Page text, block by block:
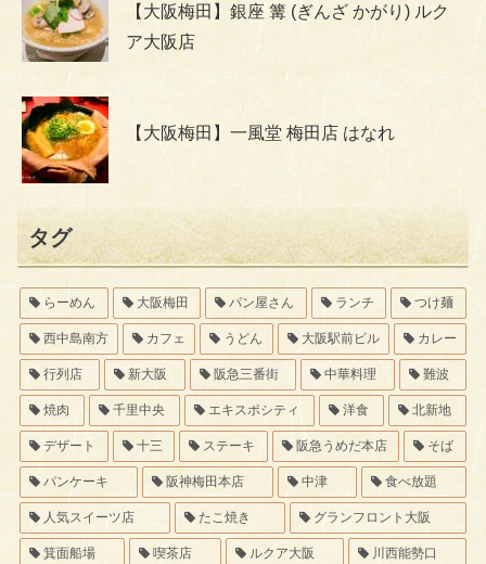
【大阪梅田】銀座 篝 (ぎんざ かがり) ルク
ア大阪店
【大阪梅田】一風堂 梅田店 はなれ
タグ
らーめん 大阪梅田 パン屋さん ランチ つけ麺
西中島南方 カフェ うどん 大阪駅前ビル カレー
行列店 新大阪 阪急三番街 中華料理 難波
焼肉 千里中央 エキスポシティ 洋食 北新地
デザート 十三 ステーキ 阪急うめだ本店 そば
パンケーキ 阪神梅田本店 中津 食べ放題
人気スイーツ店 たこ焼き グランフロント大阪
箕面船場 喫茶店 ルクア大阪 川西能勢口